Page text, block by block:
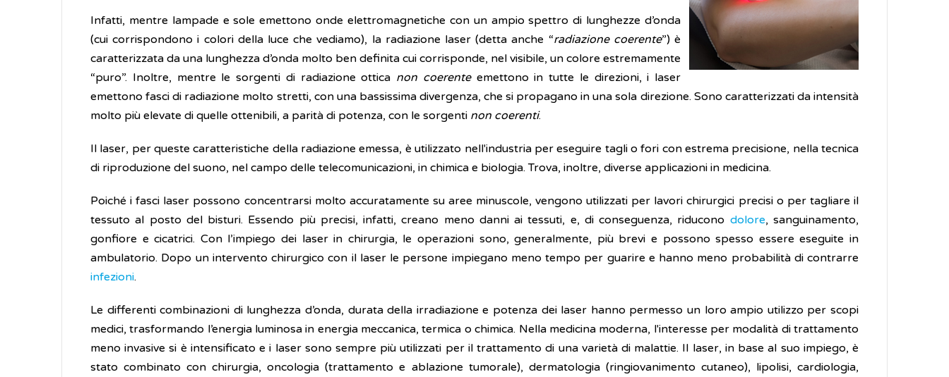
Infatti, mentre lampade e sole emettono onde elettromagnetiche con un ampio spettro di lunghezze d’onda
(cui corrispondono i colori della luce che vediamo), la radiazione laser (detta anche “radiazione coerente”) è
caratterizzata da una lunghezza d’onda molto ben definita cui corrisponde, nel visibile, un colore estremamente
“puro”. Inoltre, mentre le sorgenti di radiazione ottica non coerenteemettono in tutte le direzioni, i laser
emettono fasci di radiazione molto stretti, con una bassissima divergenza, che si propagano in una sola direzione. Sono caratterizzati da intensità
molto più elevate di quelle ottenibili, a parità di potenza, con le sorgenti non coerenti.
Il laser, per queste caratteristiche della radiazione emessa, è utilizzato nell'industria per eseguire tagli o fori con estrema precisione, nella tecnica
di riproduzione del suono, nel campo delle telecomunicazioni, in chimica e biologia. Trova, inoltre, diverse applicazioni in medicina.
Poiché i fasci laser possono concentrarsi molto accuratamente su aree minuscole, vengono utilizzati per lavori chirurgici precisi o per tagliare il
tessuto al posto del bisturi. Essendo più precisi, infatti, creano meno danni ai tessuti, e, di conseguenza, riducono dolore, sanguinamento,
gonfiore e cicatrici. Con l’impiego dei laser in chirurgia, le operazioni sono, generalmente, più brevi e possono spesso essere eseguite in
ambulatorio. Dopo un intervento chirurgico con il laser le persone impiegano meno tempo per guarire e hanno meno probabilità di contrarre
infezioni.
Le differenti combinazioni di lunghezza d’onda, durata della irradiazione e potenza dei laser hanno permesso un loro ampio utilizzo per scopi
medici, trasformando l’energia luminosa in energia meccanica, termica o chimica. Nella medicina moderna, l'interesse per modalità di trattamento
meno invasive si è intensificato e i laser sono sempre più utilizzati per il trattamento di una varietà di malattie. Il laser, in base al suo impiego, è
stato combinato con chirurgia, oncologia (trattamento e ablazione tumorale), dermatologia (ringiovanimento cutaneo), lipolisi, cardiologia,